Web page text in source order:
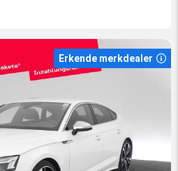
Erkende merkdealer